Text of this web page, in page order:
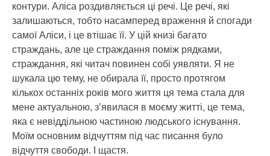
контури. Аліса роздивляється ці речі. Це речі, які
залишаються, тобто насамперед враження й спогади
самої Аліси, і це втішає її. У цій книзі багато
страждань, але це страждання поміж рядками,
страждання, які читач повинен собі уявляти. Я не
шукала цю тему, не обирала її, просто протягом
кількох останніх років мого життя ця тема стала для
мене актуальною, з’явилася в моєму житті, це тема,
яка є невіддільною частиною людського існування.
Моїм основним відчуттям під час писання було
відчуття свободи. І щастя.